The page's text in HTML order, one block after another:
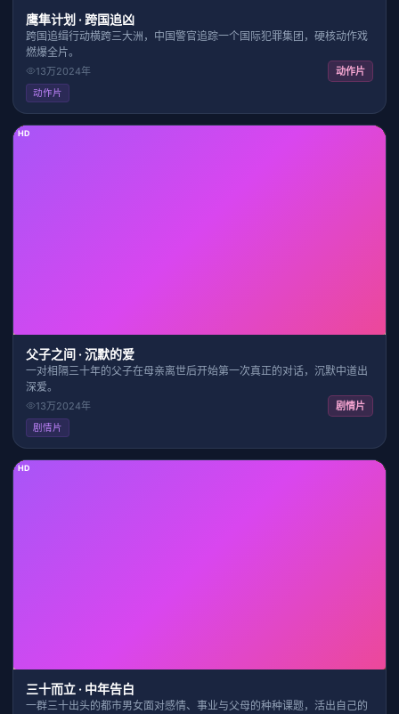
鹰隼计划 · 跨国追凶
跨国追缉行动横跨三大洲，中国警官追踪一个国际犯罪集团，硬核动作戏
燃爆全片。
13万2024年 动作片
动作片
HD
父子之间 · 沉默的爱
一对相隔三十年的父子在母亲离世后开始第一次真正的对话，沉默中道出
深爱。
13万2024年 剧情片
剧情片
HD
三十而立 · 中年告白
一群三十出头的都市男女面对感情、事业与父母的种种课题，活出自己的